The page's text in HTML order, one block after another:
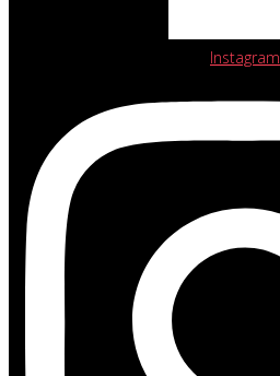
Instagram